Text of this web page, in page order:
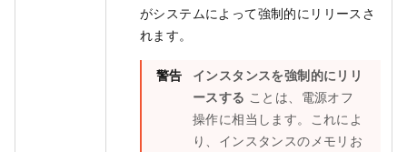
がシステムによって強制的にリリースさ
れます。
警告
インスタンスを強制的にリリ
ースする ことは、電源オフ
操作に相当します。これによ
り、インスタンスのメモリお